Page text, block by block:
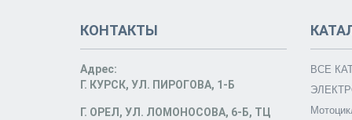
КОНТАКТЫ
Адрес:
Г. КУРСК, УЛ. ПИРОГОВА, 1-Б
Г. ОРЕЛ, УЛ. ЛОМОНОСОВА, 6-Б, ТЦ
ВСЕ